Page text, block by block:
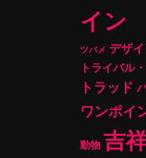
イン
ツバメ デザ
トライバル
トラッド
ワンポイ
動物 吉